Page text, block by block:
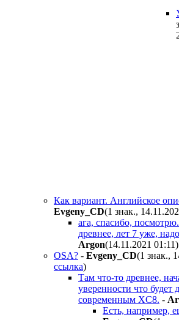
Как вариант. Английское
Evgeny_CD(1 знак.,
ага, спасибо,
древнее, лет 7 уже,
Argon(14.11.2021 01:11)
OSA? - Evgeny_CD(1 знак.,
ссылка)
Там что-то древнее,
уверенности что будет
современным XC8. -
Есть, например,